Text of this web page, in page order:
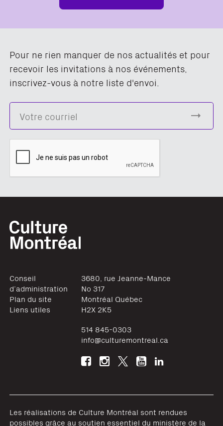
Pour ne rien manquer de nos actualités et pour
recevoir les invitations à nos événements,
inscrivez-vous à notre liste d'envoi.
Conseil
d’administration
Plan du site
Liens utiles
3680, rue Jeanne-Mance
No 317
Montréal Québec
H2X 2K5
514 845-0303
info@culturemontreal.ca
Les réalisations de Culture Montréal sont rendues
possibles grâce au soutien essentiel du ministère de la